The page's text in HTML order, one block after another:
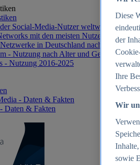
Social-Media-Nutzer weltweit 2012-
mit den meisten Nutzern weltweit
in Deutschland nach
- Nutzung nach Alter und Geschlecht in
- Nutzung 2016-2025
- Daten & Fakten
Daten & Fakten
Diese
der
Ihre
Wir
sowie